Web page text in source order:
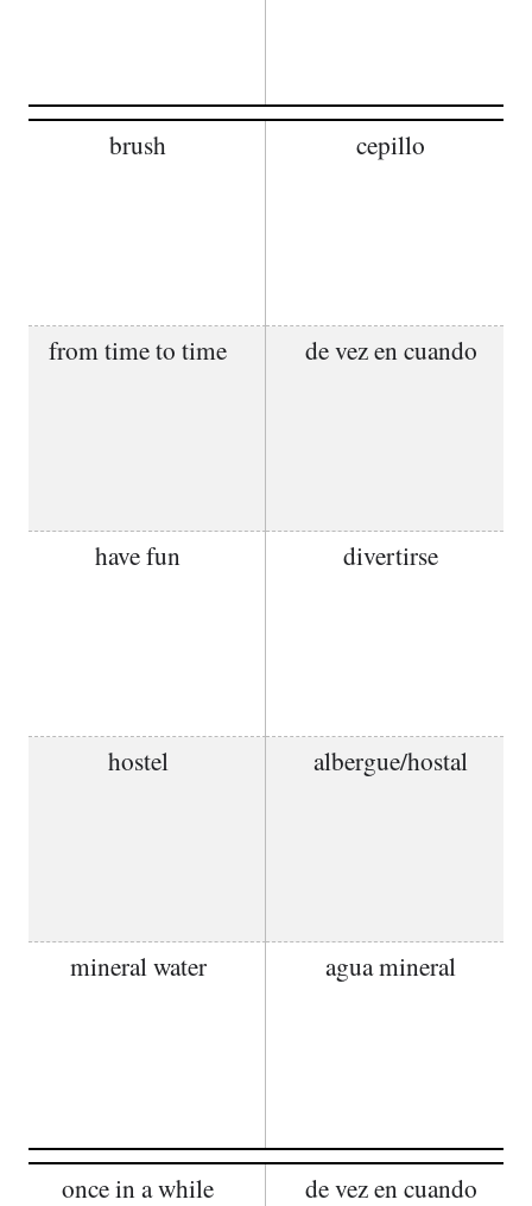
brush cepillo
from time to time de vez en cuando
have fun divertirse
hostel albergue/hostal
mineral water agua mineral
once in a while de vez en cuando